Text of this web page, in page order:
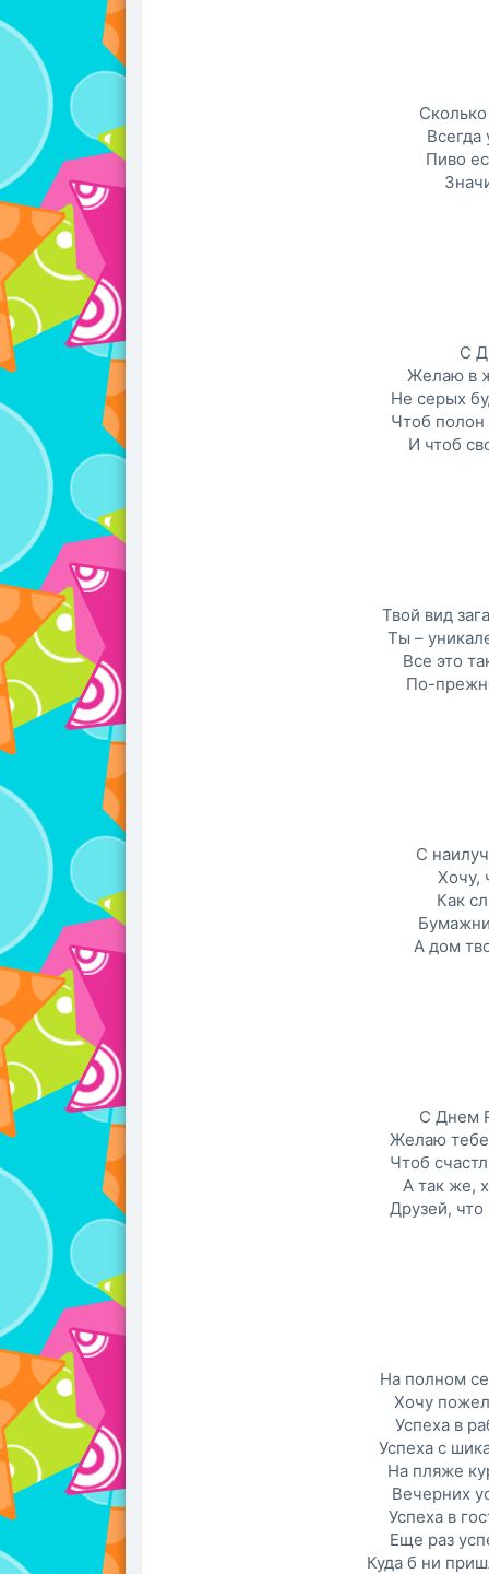
Всегда
Пиво
С
Желаю в
Не серых
Чтоб
И чтоб
Твой вид
Ты –
Все это
По-
С
Хочу,
Как
А дом
С Днем
Желаю
Чтоб
А так же,
Друзей, что
На полном
Хочу
Успеха в
Успеха с
На пляже
Вечерних
Успеха в
Еще раз
Куда б ни